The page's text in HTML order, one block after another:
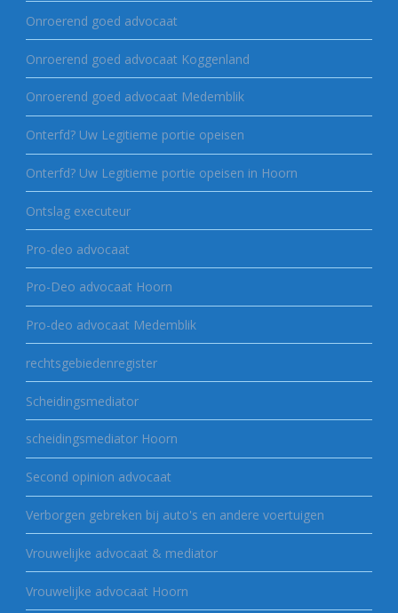
Onroerend goed advocaat
Onroerend goed advocaat Koggenland
Onroerend goed advocaat Medemblik
Onterfd? Uw Legitieme portie opeisen
Onterfd? Uw Legitieme portie opeisen in Hoorn
Ontslag executeur
Pro-deo advocaat
Pro-Deo advocaat Hoorn
Pro-deo advocaat Medemblik
rechtsgebiedenregister
Scheidingsmediator
scheidingsmediator Hoorn
Second opinion advocaat
Verborgen gebreken bij auto's en andere voertuigen
Vrouwelijke advocaat & mediator
Vrouwelijke advocaat Hoorn